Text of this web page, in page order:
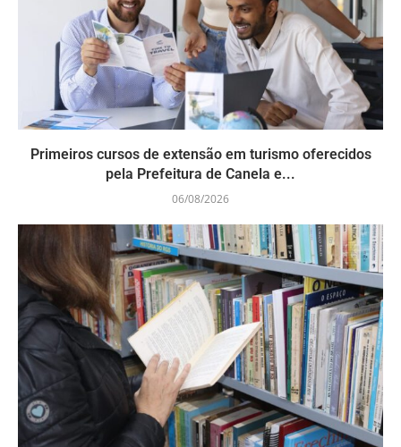
Primeiros cursos de extensão em turismo oferecidos
pela Prefeitura de Canela e...
06/08/2026